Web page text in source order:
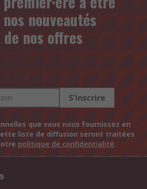
nouveautés
nos offres
S'inscrire
que vous nous fournissez en
liste de diffusion seront traitées
politique de confidentialité.